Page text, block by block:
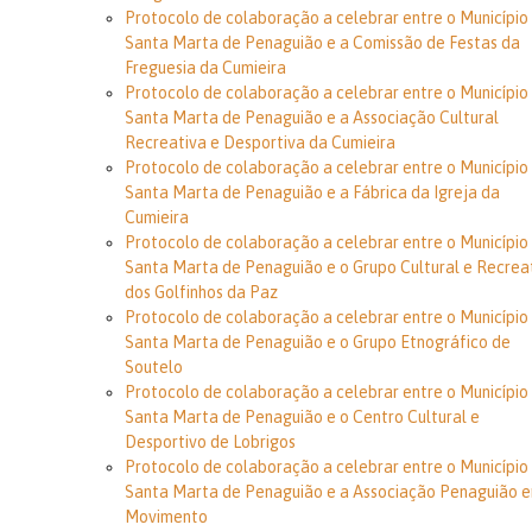
Protocolo de colaboração a celebrar entre o Município
Santa Marta de Penaguião e a Comissão de Festas da
Freguesia da Cumieira
Protocolo de colaboração a celebrar entre o Município
Santa Marta de Penaguião e a Associação Cultural
Recreativa e Desportiva da Cumieira
Protocolo de colaboração a celebrar entre o Município
Santa Marta de Penaguião e a Fábrica da Igreja da
Cumieira
Protocolo de colaboração a celebrar entre o Município
Santa Marta de Penaguião e o Grupo Cultural e
dos Golfinhos da Paz
Protocolo de colaboração a celebrar entre o Município
Santa Marta de Penaguião e o Grupo Etnográfico de
Soutelo
Protocolo de colaboração a celebrar entre o Município
Santa Marta de Penaguião e o Centro Cultural e
Desportivo de Lobrigos
Protocolo de colaboração a celebrar entre o Município
Santa Marta de Penaguião e a Associação Penaguião
Movimento